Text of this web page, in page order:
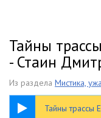
Тайны
- Стаин
Из раздела Мистика,
Тайны трассы
12:59